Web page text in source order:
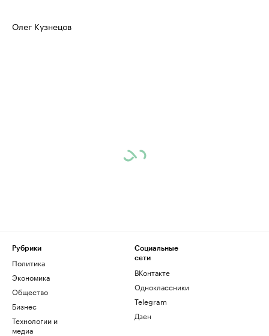
Олег Кузнецов
Рубрики
Политика
Экономика
Общество
Бизнес
Технологии и
медиа
Социальные
сети
ВКонтакте
Одноклассники
Telegram
Дзен